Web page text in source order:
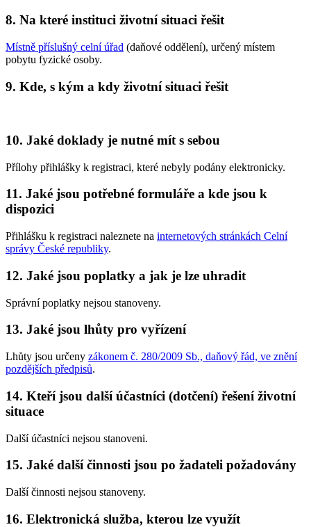
8. Na které instituci životní situaci řešit
Místně příslušný celní úřad (daňové oddělení), určený místem
pobytu fyzické osoby.
9. Kde, s kým a kdy životní situaci řešit
10. Jaké doklady je nutné mít s sebou
Přílohy přihlášky k registraci, které nebyly podány elektronicky.
11. Jaké jsou potřebné formuláře a kde jsou k
dispozici
Přihlášku k registraci naleznete na internetových stránkách Celní
správy České republiky.
12. Jaké jsou poplatky a jak je lze uhradit
Správní poplatky nejsou stanoveny.
13. Jaké jsou lhůty pro vyřízení
Lhůty jsou určeny zákonem č. 280/2009 Sb., daňový řád, ve znění
pozdějších předpisů.
14. Kteří jsou další účastníci (dotčení) řešení životní
situace
Další účastníci nejsou stanoveni.
15. Jaké další činnosti jsou po žadateli požadovány
Další činnosti nejsou stanoveny.
16. Elektronická služba, kterou lze využít